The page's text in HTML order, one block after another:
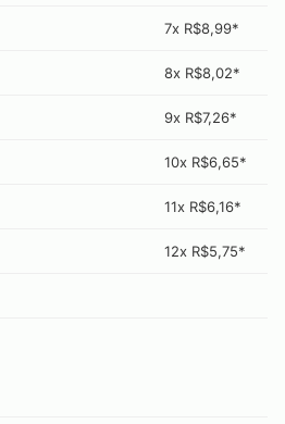
7x R$8,99*
8x R$8,02*
9x R$7,26*
10x R$6,65*
11x R$6,16*
12x R$5,75*